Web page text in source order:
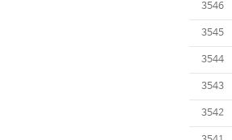
3546
3545
3544
3543
3542